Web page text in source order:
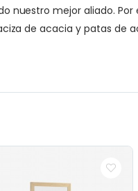
mejor aliado.
de acacia y patas de